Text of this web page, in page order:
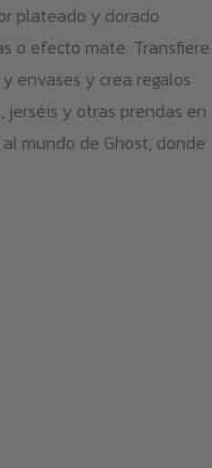
plateado y dorado
o efecto mate. Transfiere
envases y crea regalos
jerséis y otras prendas en
mundo de Ghost, donde